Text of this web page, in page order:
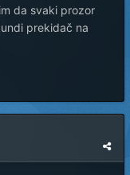
da svaki prozor
prekidač na